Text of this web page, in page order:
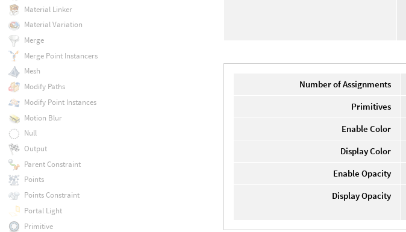
Number of Assignments
Primitives
Enable Color
Display Color
Enable Opacity
Display Opacity
Material Linker
Material Variation
Merge
Merge Point Instancers
Mesh
Modify Paths
Modify Point Instances
Motion Blur
Null
Output
Parent Constraint
Points
Points Constraint
Portal Light
Primitive